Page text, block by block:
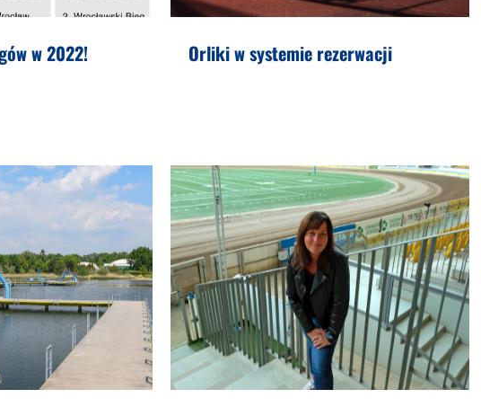
w 2022! Orliki w systemie rezerwacji